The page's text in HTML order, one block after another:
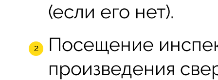
(если его нет).
Посещение
произведения